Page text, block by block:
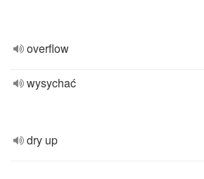
overflow
wysychać
dry up